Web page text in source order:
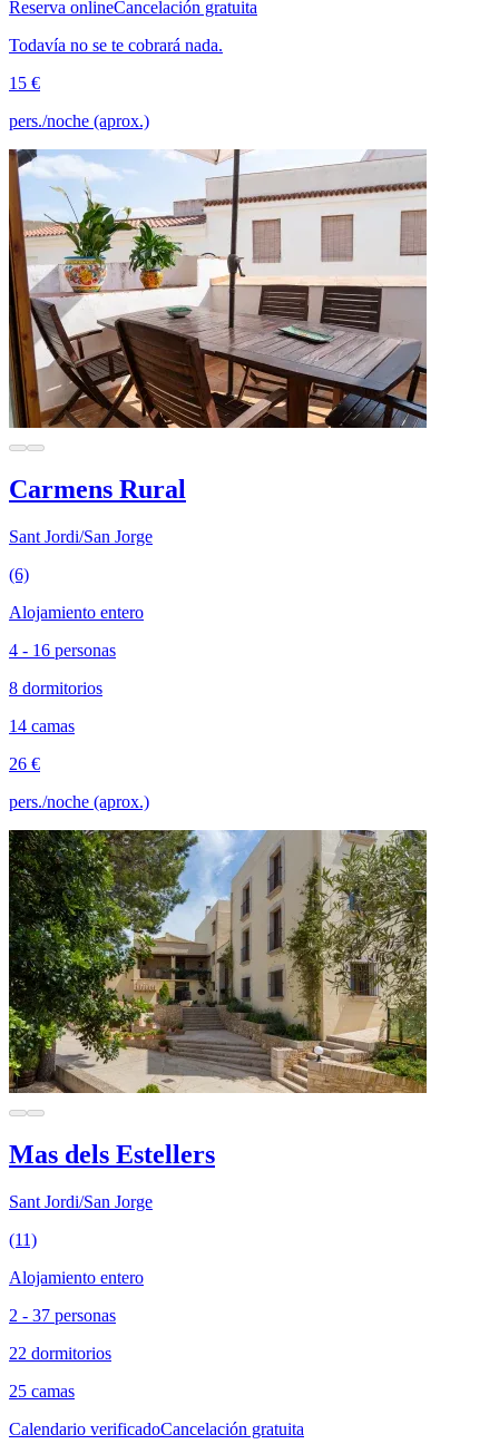
Reserva onlineCancelación gratuita
Todavía no se te cobrará nada.
15 €
pers./noche (aprox.)
Carmens Rural
Sant Jordi/San Jorge
(6)
Alojamiento entero
4 - 16 personas
8 dormitorios
14 camas
26 €
pers./noche (aprox.)
Mas dels Estellers
Sant Jordi/San Jorge
(11)
Alojamiento entero
2 - 37 personas
22 dormitorios
25 camas
Calendario verificadoCancelación gratuita